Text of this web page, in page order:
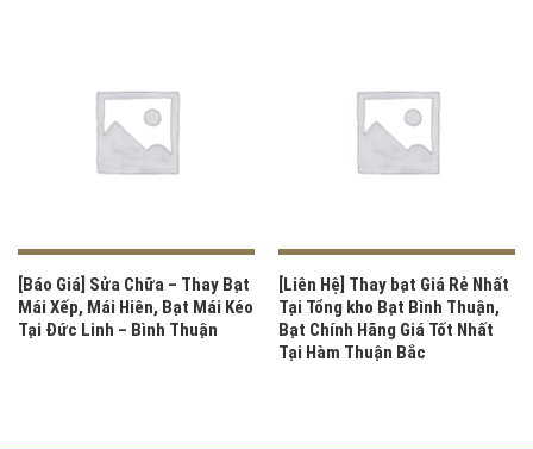
[Báo Giá] Sửa Chữa – Thay Bạt
Mái Xếp, Mái Hiên, Bạt Mái Kéo
Tại Đức Linh – Bình Thuận
[Liên Hệ] Thay bạt Giá Rẻ Nhất
Tại Tổng kho Bạt Bình Thuận,
Bạt Chính Hãng Giá Tốt Nhất
Tại Hàm Thuận Bắc